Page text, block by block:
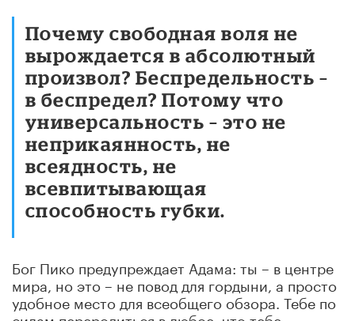
Почему свободная воля не
вырождается в абсолютный
произвол? Беспредельность –
в беспредел? Потому что
универсальность – это не
неприкаянность, не
всеядность, не
всевпитывающая
способность губки.
Бог Пико предупреждает Адама: ты – в центре
мира, но это – не повод для гордыни, а просто
удобное место для всеобщего обзора. Тебе по